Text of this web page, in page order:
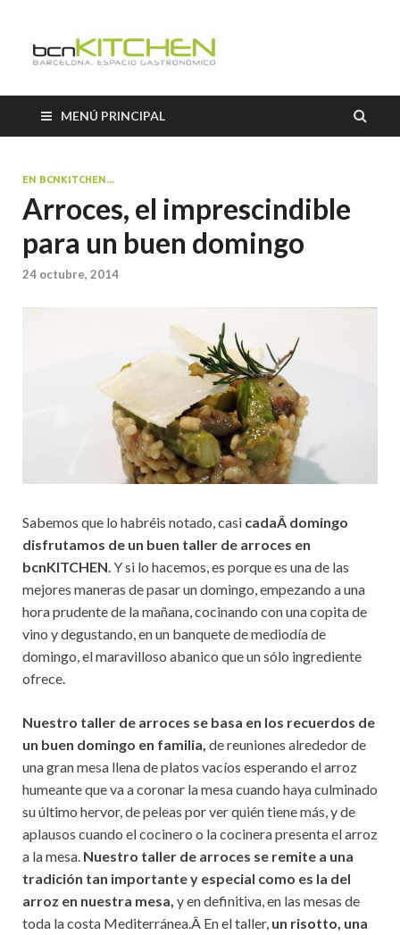
MENÚ PRINCIPAL
EN BCNKITCHEN...
Arroces, el imprescindible
para un buen domingo
24 octubre, 2014
Sabemos que lo habréis notado, casi cadaÂ domingo
disfrutamos de un buen taller de arroces en
bcnKITCHEN . Y si lo hacemos, es porque es una de las
mejores maneras de pasar un domingo, empezando a una
hora prudente de la mañana, cocinando con una copita de
vino y degustando, en un banquete de mediodía de
domingo, el maravilloso abanico que un sólo ingrediente
ofrece.
Nuestro taller de arroces se basa en los recuerdos de
un buen domingo en familia, de reuniones alrededor de
una gran mesa llena de platos vacíos esperando el arroz
humeante que va a coronar la mesa cuando haya culminado
su último hervor, de peleas por ver quién tiene más, y de
aplausos cuando el cocinero o la cocinera presenta el arroz
a la mesa. Nuestro taller de arroces se remite a una
tradición tan importante y especial como es la del
arroz en nuestra mesa, y en definitiva, en las mesas de
toda la costa Mediterránea.Â En el taller, un risotto, una